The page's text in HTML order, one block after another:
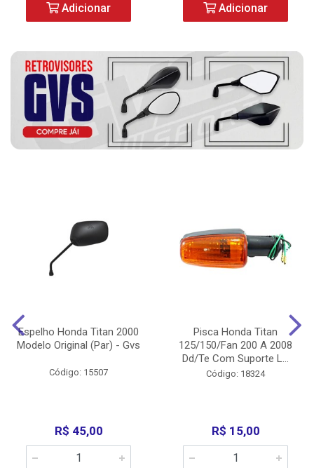
Adicionar Adicionar
Espelho Honda Titan 2000
Modelo Original (Par) - Gvs
Código: 15507
R$ 45,00
Pisca Honda Titan
125/150/Fan 200 A 2008
Dd/Te Com Suporte L...
Código: 18324
R$ 15,00